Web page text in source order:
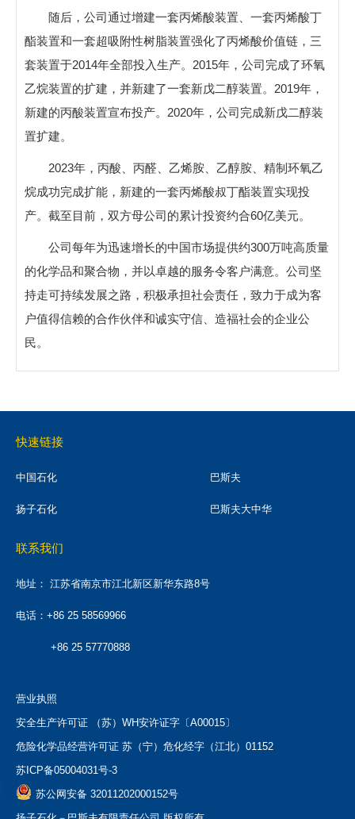
随后，公司通过增建一套丙烯酸装置、一套丙烯酸丁
酯装置和一套超吸附性树脂装置强化了丙烯酸价值链，三
套装置于2014年全部投入生产。2015年，公司完成了环氧
乙烷装置的扩建，并新建了一套新戊二醇装置。2019年，
新建的丙酸装置宣布投产。2020年，公司完成新戊二醇装
置扩建。
2023年，丙酸、丙醛、乙烯胺、乙醇胺、精制环氧乙
烷成功完成扩能，新建的一套丙烯酸叔丁酯装置实现投
产。截至目前，双方母公司的累计投资约合60亿美元。
公司每年为迅速增长的中国市场提供约300万吨高质量
的化学品和聚合物，并以卓越的服务令客户满意。公司坚
持走可持续发展之路，积极承担社会责任，致力于成为客
户值得信赖的合作伙伴和诚实守信、造福社会的企业公
民。
快速链接
中国石化 巴斯夫
扬子石化 巴斯夫大中华
联系我们
地址： 江苏省南京市江北新区新华东路8号
电话：+86 25 58569966
+86 25 57770888
营业执照
安全生产许可证 （苏）WH安许证字〔A00015〕
危险化学品经营许可证 苏（宁）危化经字（江北）01152
苏ICP备05004031号-3
苏公网安备 32011202000152号